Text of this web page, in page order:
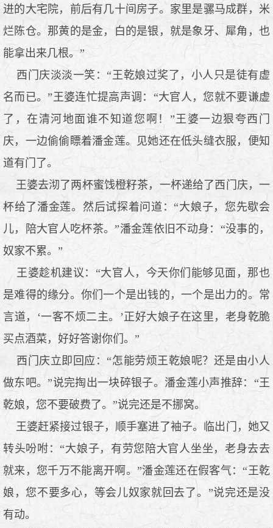
进的大宅院，前后有几十间房子。家里是骡马成群，米
烂陈仓。那黄的是金，白的是银，就是象牙、犀角，也
能拿出来几根。”
西门庆淡淡一笑：“王乾娘过奖了，小人只是徒有虚
名而已。”王婆连忙提高声调：“大官人，您就不要谦虚
了，在清河地面谁不知道您啊！”王婆一边狠夸西门
庆，一边偷偷瞟着潘金莲。见她还在低头缝衣服，便知
道有门了。
王婆去沏了两杯蜜饯橙籽茶，一杯递给了西门庆，一
杯给了潘金莲。然后试探着问道：“大娘子，您先歇会
儿，陪大官人吃杯茶。”潘金莲依旧不动身：“没事的，
奴家不累。”
王婆趁机建议：“大官人，今天你们能够见面，那也
是难得的缘分。你们一个是出钱的，一个是出力的。常
言道，‘一客不烦二主。’正好大娘子在这里，老身乾脆
买点酒菜，好好答谢你们。”
西门庆立即回应：“怎能劳烦王乾娘呢？还是由小人
做东吧。”说完掏出一块碎银子。潘金莲小声推辞：“王
乾娘，您不要破费了。”说完还是不挪窝。
王婆赶紧接过银子，顺手塞进了袖子。临出门，她又
转头吩咐：“大娘子，有劳您陪大官人坐坐，老身去去
就来，您千万不能离开啊。”潘金莲还在假客气：“王乾
娘，您不要多心，等会儿奴家就回去了。”说完还是没
有动。